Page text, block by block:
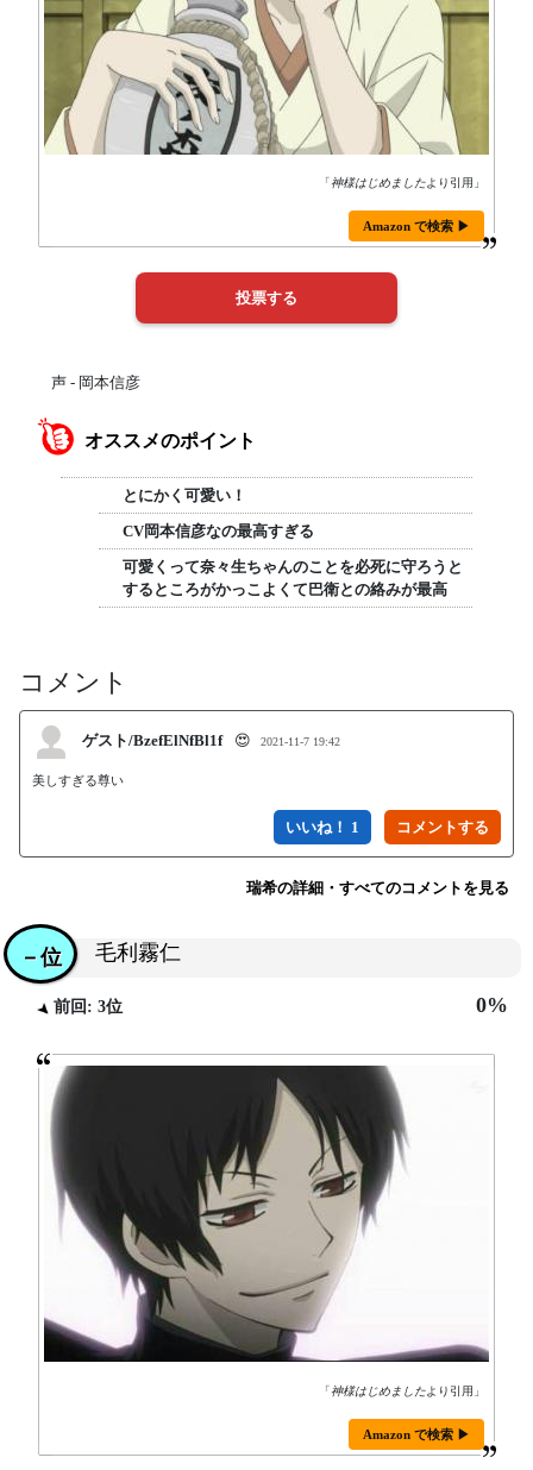
「神様はじめましたより引用」
Amazon で検索 ▶
声 - 岡本信彦
オススメのポイント
とにかく可愛い！
CV岡本信彦なの最高すぎる
可愛くって奈々生ちゃんのことを必死に守ろうと
するところがかっこよくて巴衛との絡みが最高
コメント
ゲスト/BzefElNfBl1f 😍 2021-11-7 19:42
美しすぎる尊い
いいね！ 1
瑞希の詳細・すべてのコメントを見る
毛利霧仁
－位
前回: 3位 0%
「神様はじめましたより引用」
Amazon で検索 ▶